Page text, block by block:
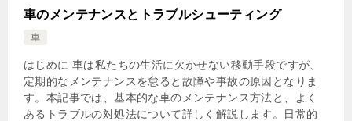
車のメンテナンスとトラブルシューティング
車
はじめに 車は私たちの生活に欠かせない移動手段ですが、
定期的なメンテナンスを怠ると故障や事故の原因となりま
す。本記事では、基本的な車のメンテナンス方法と、よく
あるトラブルの対処法について詳しく解説します。日常的